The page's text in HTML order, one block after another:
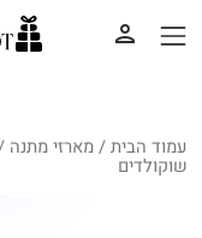
עמוד הבית/מארזי מתנה
שוקולדים